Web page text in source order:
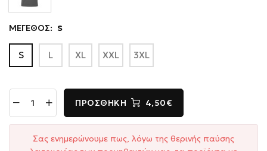
ΜΕΓΕΘΟΣ: S
S L XL XXL 3XL
ΠΡΟΣΘΉΚΗ 4,50€
Σας ενημερώνουμε πως, λόγω της θερινής παύσης